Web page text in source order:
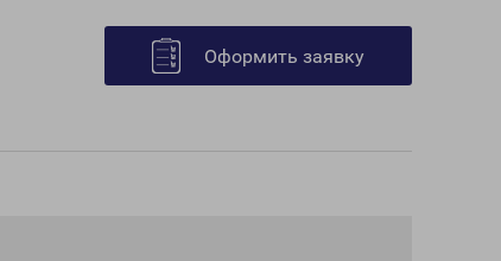
Оформить заявку